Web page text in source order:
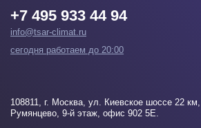
+7 495 933 44 94
info@tsar-climat.ru
сегодня работаем до 20:00
108811, г. Москва, ул. Киевское шоссе 22
Румянцево, 9-й этаж, офис 902 5Е.